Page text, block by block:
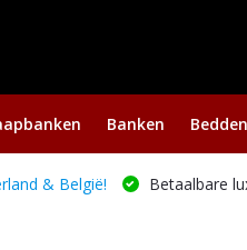
Banken
& België! Betaalbare